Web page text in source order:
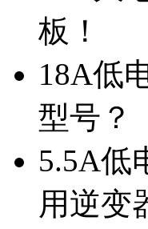
板！
18A低
型号？
5.5A低
用逆变